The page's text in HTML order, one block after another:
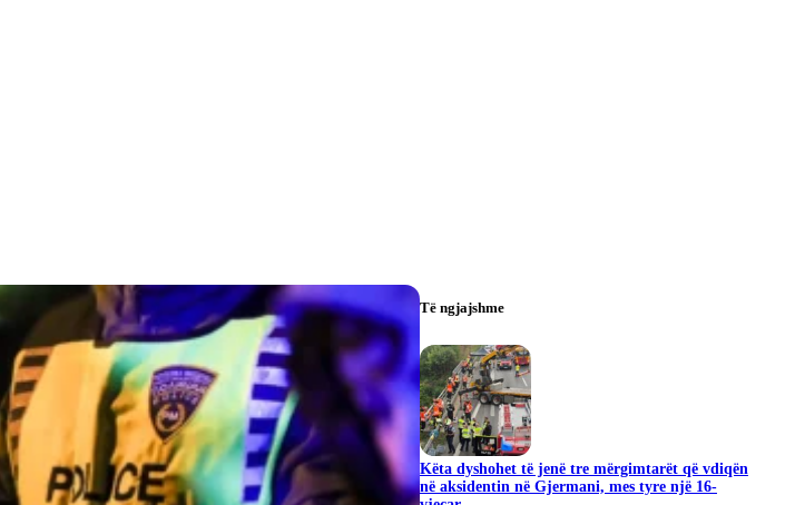
Të ngjajshme
Këta dyshohet të jenë tre mërgimtarët që vdiqën
në aksidentin në Gjermani, mes tyre një 16-